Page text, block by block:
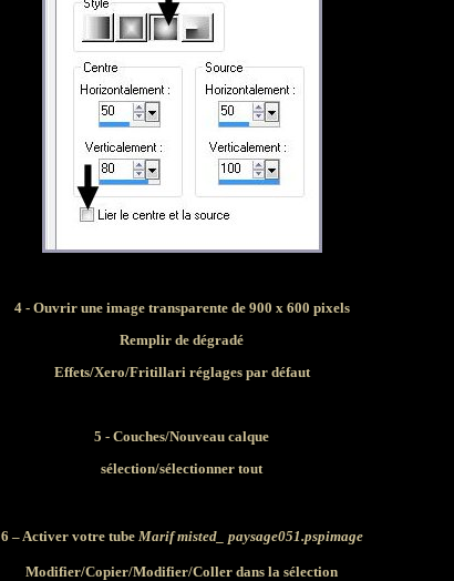
4 - Ouvrir une image transparente de900 x 600 pixels
Remplir de dégradé
Effets/Xero/Fritillari réglages par défaut
5 - Couches/Nouveau calque
sélection/sélectionner tout
6 – Activer votre tube Marifmisted_ paysage051.pspimage
Modifier/Copier/Modifier/Coller dans la sélection